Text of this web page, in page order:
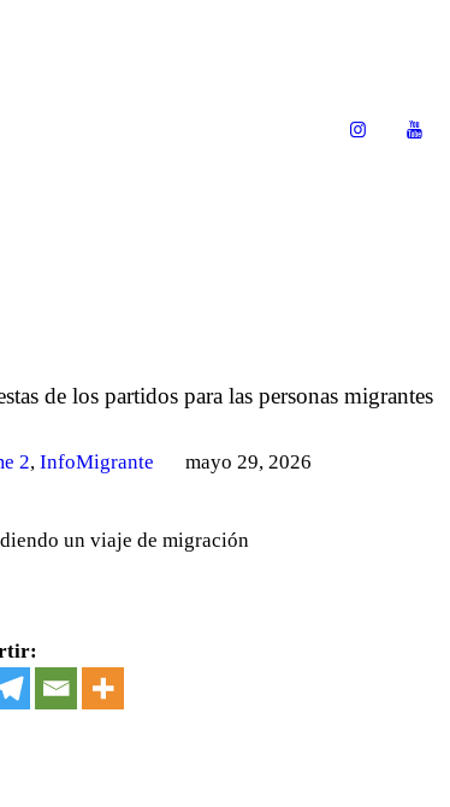
de los partidos para las personas migrantes
2,InfoMigrante mayo 29, 2026